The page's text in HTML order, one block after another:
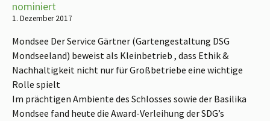
nominiert
1. Dezember 2017
Mondsee Der Service Gärtner (Gartengestaltung DSG
Mondseeland) beweist als Kleinbetrieb , dass Ethik &
Nachhaltigkeit nicht nur für Großbetriebe eine wichtige
Rolle spielt
Im prächtigen Ambiente des Schlosses sowie der Basilika
Mondsee fand heute die Award-Verleihung der SDG’s